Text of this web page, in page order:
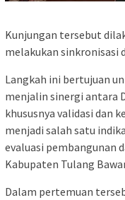
Kunjungan tersebut
melakukan sinkronisasi
Langkah ini bertujuan
menjalin sinergi antara
khususnya validasi dan
menjadi salah satu
evaluasi pembangunan
Kabupaten Tulang
Dalam pertemuan